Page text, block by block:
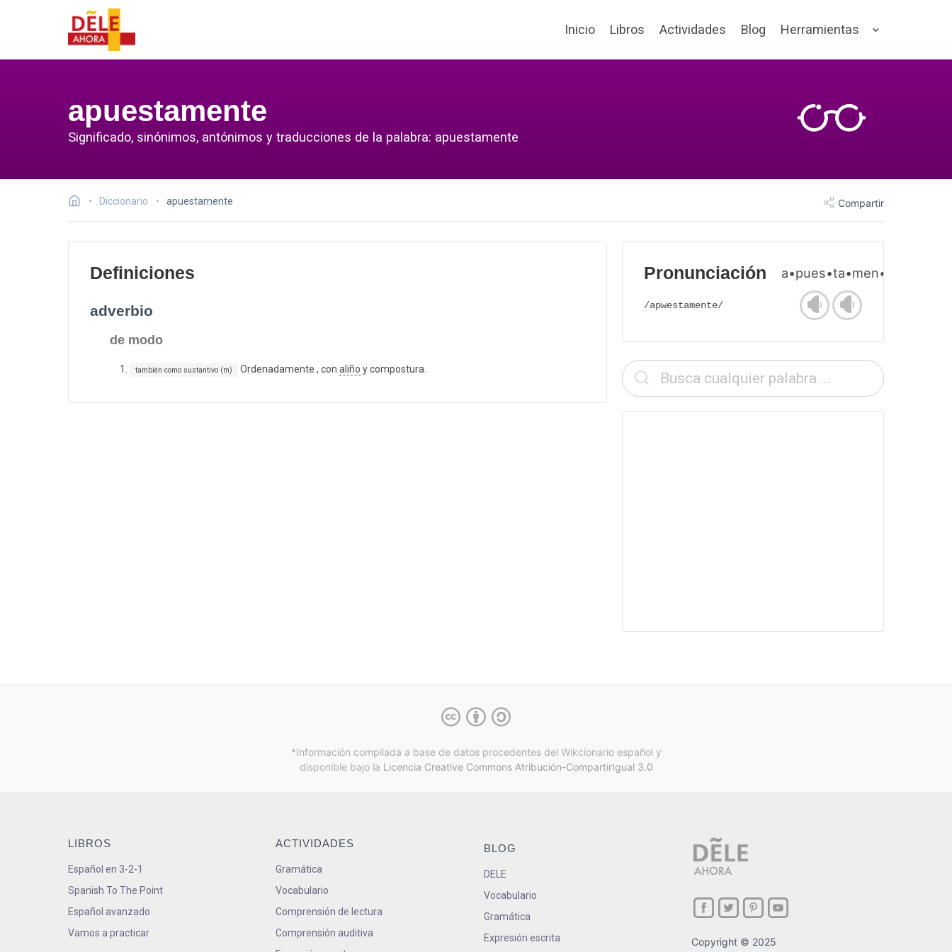
Inicio Libros Actividades Blog Herramientas
apuestamente
Significado, sinónimos, antónimos y traducciones de la palabra: apuestamente
Diccionario apuestamente Compartir
Definiciones
adverbio
de modo
también como sustantivo (m) Ordenadamente , con aliño y compostura.
Pronunciación a•pues•ta•men•te
/apwestamente/
*Información compilada a base de datos procedentes del Wikcionario español y
disponible bajo la Licencia Creative Commons Atribución-CompartirIgual 3.0
LIBROS
Español en 3-2-1
Spanish To The Point
Español avanzado
Vamos a practicar
ACTIVIDADES
Gramática
Vocabulario
Comprensión de lectura
Comprensión auditiva
BLOG
DELE
Vocabulario
Gramática
Expresión escrita
Copyright © 2025